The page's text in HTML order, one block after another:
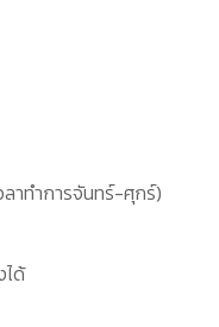
ลาทำการจันทร์-ศุกร์)
ได้